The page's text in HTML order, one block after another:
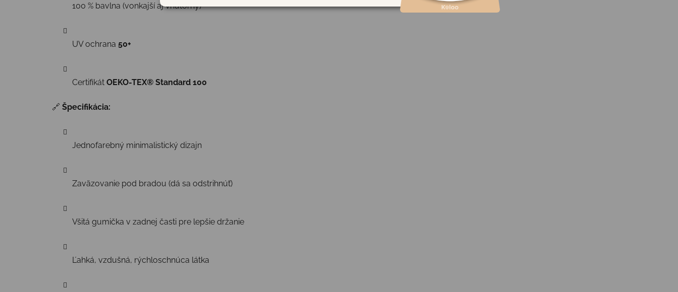
100 % bavlna (vonkajší aj vnútorný)
UV ochrana 50+
Certifikát OEKO-TEX® Standard 100
🔗 Špecifikácia:
Jednofarebný minimalistický dizajn
Zaväzovanie pod bradou (dá sa odstrihnúť)
Všitá gumička v zadnej časti pre lepšie držanie
Ľahká, vzdušná, rýchloschnúca látka